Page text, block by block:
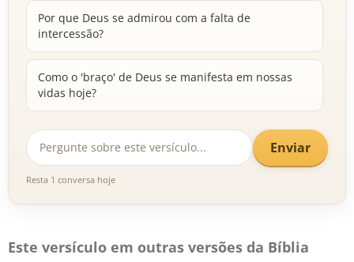
Por que Deus se admirou com a falta de
intercessão?
Como o 'braço' de Deus se manifesta em nossas
vidas hoje?
Enviar
Resta 1 conversa hoje
Este versículo em outras versões da Bíblia